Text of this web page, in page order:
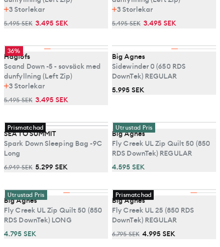
3Storlekar
5.495 SEK 3.495 SEK
3Storlekar
5.495 SEK 3.495 SEK
36%
Haglöfs
Scand Down -5 - sovsäck med
dunfyllning (Left Zip)
3Storlekar
5.495 SEK 3.495 SEK
Big Agnes
Sidewinder 0 (650 RDS
DownTek) REGULAR
5.995 SEK
Prismatchad
SEA TO SUMMIT
Spark Down Sleeping Bag -9C
Long
6.949 SEK 5.299 SEK
Utrustad Pris
Big Agnes
Fly Creek UL Zip Quilt 50 (850
RDS DownTek) REGULAR
4.595 SEK
Utrustad Pris
Big Agnes
Fly Creek UL Zip Quilt 50 (850
RDS DownTek) LONG
4.795 SEK
Prismatchad
Big Agnes
Fly Creek UL 25 (850 RDS
DownTek) REGULAR
6.795 SEK 4.995 SEK